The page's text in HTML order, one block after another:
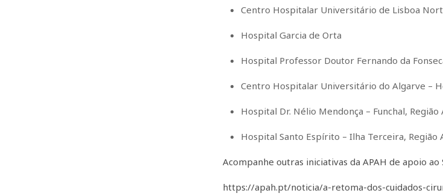
Centro Hospitalar Universitário de Lisboa
Hospital Garcia de Orta
Hospital Professor Doutor Fernando da
Centro Hospitalar Universitário do Algarve –
Hospital Dr. Nélio Mendonça – Funchal,
Hospital Santo Espírito – Ilha Terceira, Região
Acompanhe outras iniciativas da APAH de apoio ao
https://apah.pt/noticia/a-retoma-dos-cuidados-